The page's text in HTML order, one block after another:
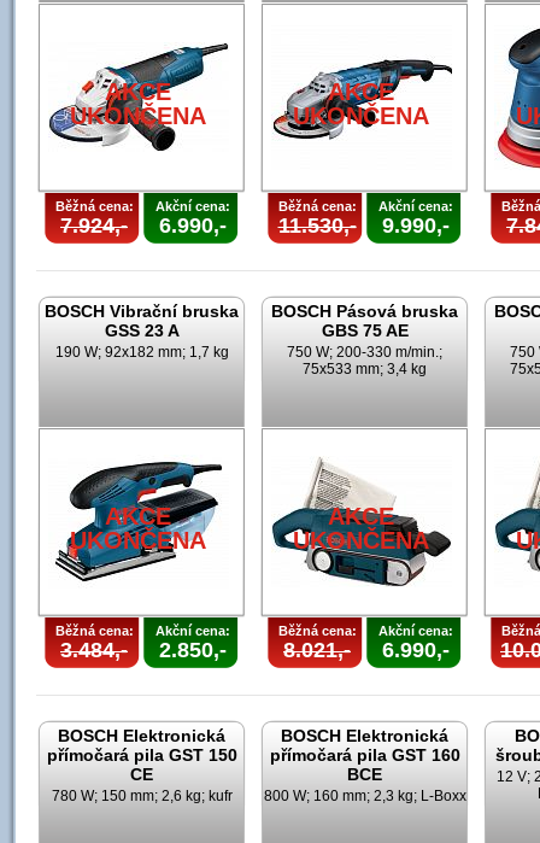
AKCE
UKONČENA
Běžná cena:
7.924,-
Akční cena:
6.990,-
AKCE
UKONČENA
Běžná cena:
11.530,-
Akční cena:
9.990,-
BOSCH Vibrační bruska
GSS 23 A
190 W; 92x182 mm; 1,7 kg
AKCE
UKONČENA
Běžná cena:
3.484,-
Akční cena:
2.850,-
BOSCH Pásová bruska
GBS 75 AE
750 W; 200-330 m/min.;
75x533 mm; 3,4 kg
AKCE
UKONČENA
Běžná cena:
8.021,-
Akční cena:
6.990,-
750
BOSCH Elektronická
přímočará pila GST 150
CE
780 W; 150 mm; 2,6 kg; kufr
BOSCH Elektronická
přímočará pila GST 160
BCE
800 W; 160 mm; 2,3 kg; L-Boxx
12 V;